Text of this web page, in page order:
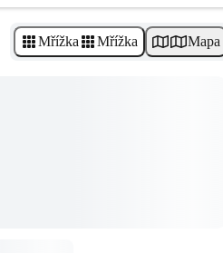
Mřížka Mřížka Mapa